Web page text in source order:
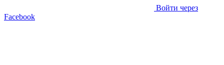
Войти через
Facebook